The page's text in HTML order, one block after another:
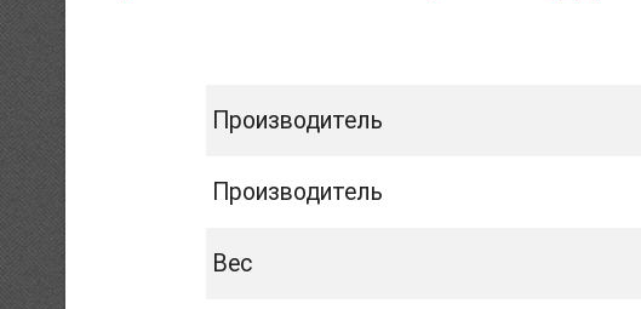
Производитель
Производитель
Вес